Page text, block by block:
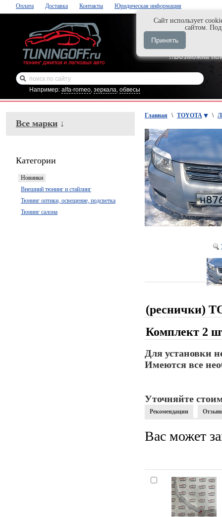
Оплата Доставка Контакты Юридическая информация
Нажми и
+7-929-495-
!!Возможна
Например: alfa-romeo, зеркала, обвесы
Все марки ↓
Категории
Новинки
Внешний тюнинг и стайлинг
Тюнинг оптики, освещение, подсветка
Тюнинг салона
Главная \ TOYOTA \
(реснички)
Комплект 2
Для установки
Имеются все
Уточняйте
Рекомендации
Вас может
Cайт использует
сайтом.
Принять